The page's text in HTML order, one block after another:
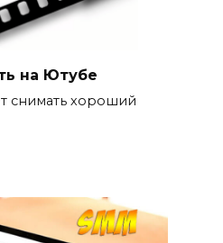
на Ютубе
снимать хороший